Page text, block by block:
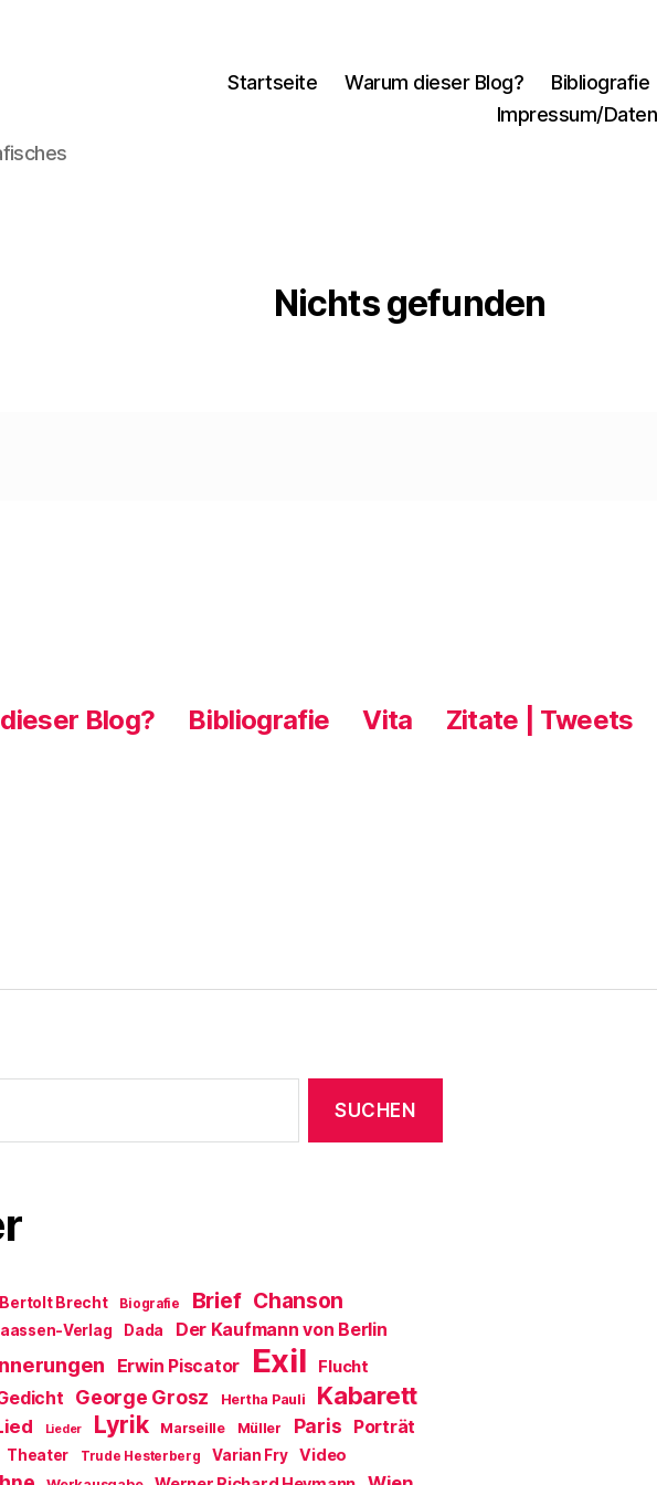
Startseite Warum dieser Blog? Bibliografie
Impressum/
Nichts gefunden
Blog? Bibliografie Vita Zitate | Tweets
Bertolt Brecht Biografie Brief Chanson
Verlag Dada Der Kaufmann von Berlin
Erwin Piscator Exil Flucht
George Grosz Hertha Pauli Kabarett
Lieder Lyrik Marseille Müller Paris Porträt
Theater Trude Hesterberg Varian Fry Video